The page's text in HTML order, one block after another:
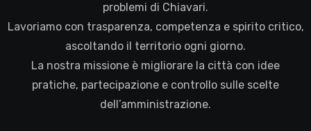
problemi di Chiavari.
Lavoriamo con trasparenza, competenza e spirito critico,
ascoltando il territorio ogni giorno.
La nostra missione è migliorare la città con idee
pratiche, partecipazione e controllo sulle scelte
dell’amministrazione.